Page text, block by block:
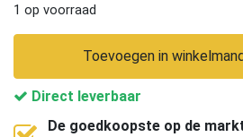
1 op voorraad
Toevoegen in
Direct leverbaar
De goedkoopste op de